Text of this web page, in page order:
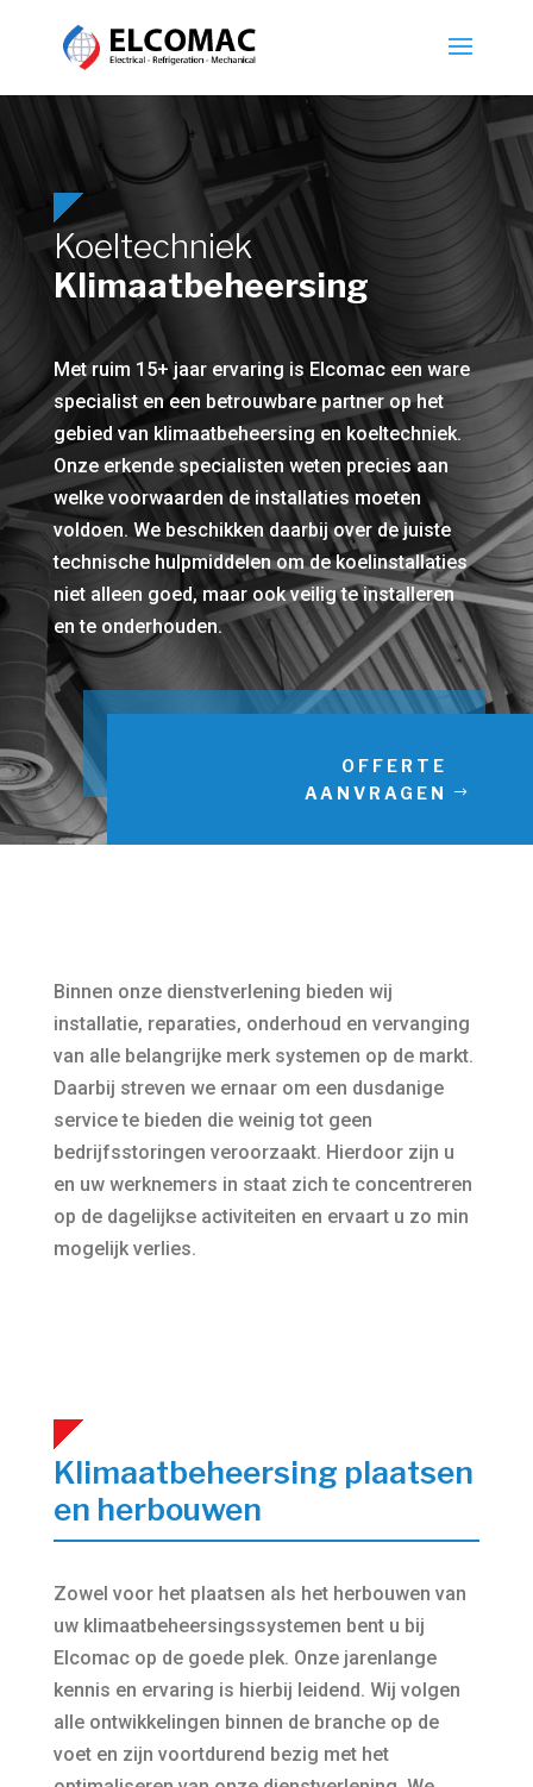
Koeltechniek
Klimaat­beheersing
Met ruim 15+ jaar ervaring is Elcomac een ware
specialist en een betrouwbare partner op het
gebied van klimaatbeheersing en koeltechniek.
Onze erkende specialisten weten precies aan
welke voorwaarden de installaties moeten
voldoen. We beschikken daarbij over de juiste
technische hulpmiddelen om de koelinstallaties
niet alleen goed, maar ook veilig te installeren
en te onderhouden.
OFFERTE
AANVRAGEN
Binnen onze dienstverlening bieden wij
installatie, reparaties, onderhoud en vervanging
van alle belangrijke merk systemen op de markt.
Daarbij streven we ernaar om een dusdanige
service te bieden die weinig tot geen
bedrijfsstoringen veroorzaakt. Hierdoor zijn u
en uw werknemers in staat zich te concentreren
op de dagelijkse activiteiten en ervaart u zo min
mogelijk verlies.
Klimaatbeheersing plaatsen
en herbouwen
Zowel voor het plaatsen als het herbouwen van
uw klimaatbeheersingssystemen bent u bij
Elcomac op de goede plek. Onze jarenlange
kennis en ervaring is hierbij leidend. Wij volgen
alle ontwikkelingen binnen de branche op de
voet en zijn voortdurend bezig met het